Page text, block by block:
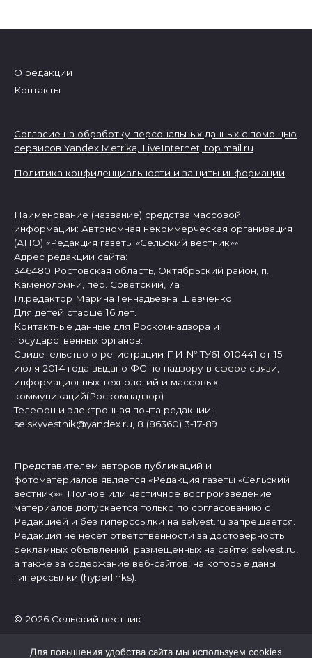
О редакции
Контакты
Согласие на обработку персональных данных с помощью
сервисов Yandex.Metrika, LiveInternet,top.mail.ru
Политика конфиденциальности и защиты информации
Наименование (название) средства массовой
информации: Автономная некоммерческая организация
(АНО) «Редакция газеты «Сельский вестник»»
Адрес редакции сайта:
346480 Ростовская область, Октябрьский район, п.
Каменоломни, пер. Советский, 7а
Гл.редактор Марина Геннадьевна Шевченко
Для детей старше 16 лет.
Контактные данные для Роскомнадзора и
государственных органов:
Свидетельство о регистрации ПИ № ТУ61-010441 от 15
июля 2014 года выдано ФС по надзору в сфере связи,
информационных технологий и массовых
коммуникаций(Роскомнадзор)
Телефон и электронная почта редакции:
selskyvestnik@yandex.ru, 8 (86360) 3-17-89
Представителем авторов публикаций и
фотоматериалов является «Редакция газеты «Сельский
вестник»». Полное или частичное воспроизведение
материалов допускается только по согласованию с
Редакцией и без гиперссылки на selvest.ru запрещается.
Редакция не несет ответственности за достоверность
рекламных объявлений, размещенных на сайте: selvest.ru,
а также за содержание веб-сайтов, на которые даны
гиперссылки (hyperlinks).
© 2026 Сельский вестник
Для повышения удобства сайта мы используем cookies